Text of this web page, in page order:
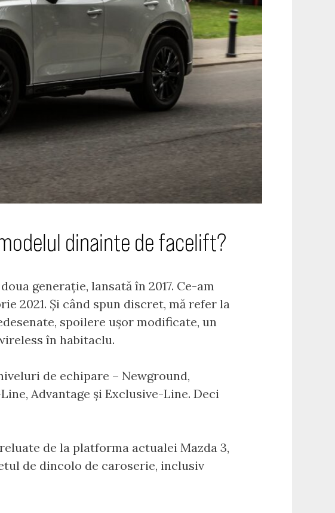
dinainte de facelift?
generație, lansată în 2017. Ce-am
2021. Și când spun discret, mă refer la
spoilere ușor modificate, un
în habitaclu.
de echipare – Newground,
Advantage și Exclusive-Line. Deci
de la platforma actualei Mazda 3,
de dincolo de caroserie, inclusiv